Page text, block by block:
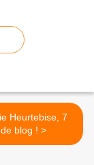
Heurtebise, 7
ans de blog ! >